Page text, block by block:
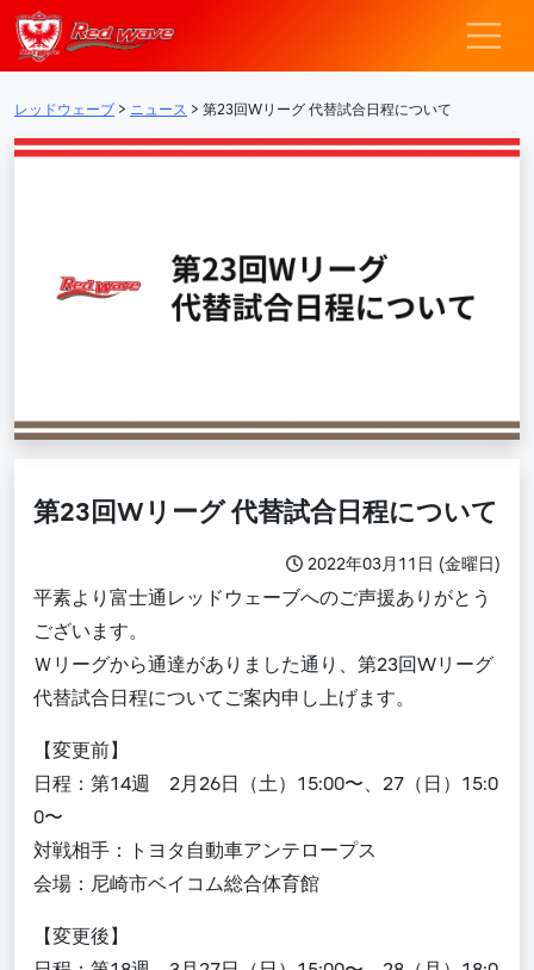
メインナビゲーション
レッドウェー
レッドウェーブ > ニュース > 第23回Wリーグ 代替試合日程について
第23回Wリーグ 代替試合日程について
2022年03月11日 (金曜日)
平素より富士通レッドウェーブへのご声援ありがとう
ございます。
Ｗリーグから通達がありました通り、第23回Wリーグ
代替試合日程についてご案内申し上げます。
【変更前】
日程：第14週 2月26日（土）15:00〜、27（日）15:0
0〜
対戦相手：トヨタ自動車アンテロープス
会場：尼崎市ベイコム総合体育館
【変更後】